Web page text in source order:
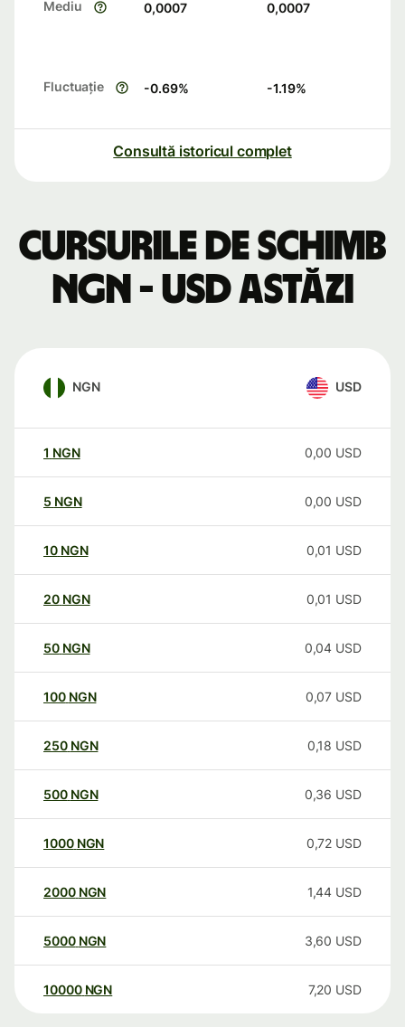
Mediu 0,0007 0,0007
Fluctuație -0.69% -1.19%
Consultă istoricul complet
Cursurile de schimb
NGN - USD astăzi
NGN USD
1 NGN 0,00 USD
5 NGN 0,00 USD
10 NGN 0,01 USD
20 NGN 0,01 USD
50 NGN 0,04 USD
100 NGN 0,07 USD
250 NGN 0,18 USD
500 NGN 0,36 USD
1000 NGN 0,72 USD
2000 NGN 1,44 USD
5000 NGN 3,60 USD
10000 NGN 7,20 USD